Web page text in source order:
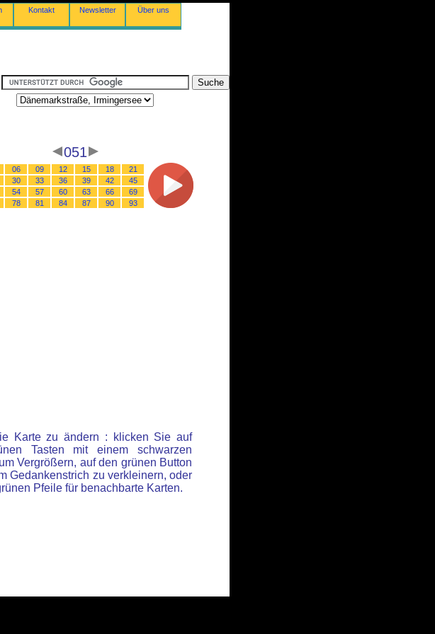
Kontakt Newsletter Über uns
051
06 09 12 15 18
21
30 33 36 39 42
45
54 57 60 63 66
69
78 81 84 87 90 93
Karte zu ändern : klicken Sie auf
Tasten mit einem schwarzen
Vergrößern, auf den grünen Button
Gedankenstrich zu verkleinern, oder
Pfeile für benachbarte Karten.